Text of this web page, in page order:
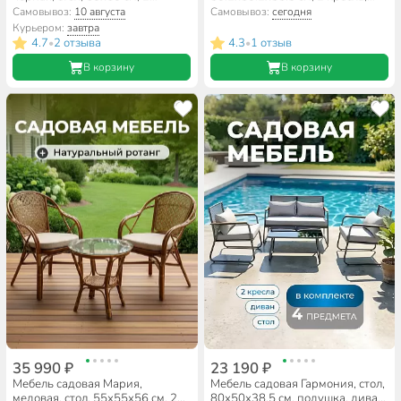
кресла, 120 кг, Y84-0001
Самовывоз: 10 августа
Курьером:завтра
4.7•2 отзыва
В корзину
подушка голубая, 100 кг, AI-
Самовывоз: сегодня
4.3•1 отзыв
В корзину
35 990 ₽
Мебель садовая Мария,
23 190 ₽
Мебель садовая Гармония, стол,